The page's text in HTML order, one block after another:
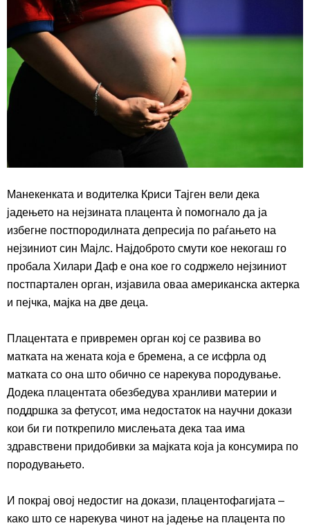
Манекенката и водителка Криси Тајген вели дека
јадењето на нејзината плацента ѝ помогнало да ја
избегне постпородилната депресија по раѓањето на
нејзиниот син Мајлс. Најдоброто смути кое некогаш го
пробала Хилари Даф е она кое го содржело нејзиниот
постпартален орган, изјавила оваа американска актерка
и пејчка, мајка на две деца.
Плацентата е привремен орган кој се развива во
матката на жената која е бремена, а се исфрла од
матката со она што обично се нарекува породување.
Додека плацентата обезбедува хранливи материи и
поддршка за фетусот, има недостаток на научни докази
кои би ги поткрепило мислењата дека таа има
здравствени придобивки за мајката која ја консумира по
породувањето.
И покрај овој недостиг на докази, плацентофагијата –
како што се нарекува чинот на јадење на плацента по